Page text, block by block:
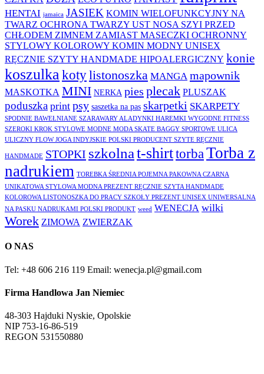
HENTAI jamaica JASIEK KOMIN WIELOFUNKCYJNY NA
TWARZ OCHRONA TWARZY UST NOSA SZYI PRZED
CHŁODEM ZIMNEM ZAMIAST MASECZKI OCHRONNY
STYLOWY KOLOROWY KOMIN MODNY UNISEX
RĘCZNIE SZYTY HANDMADE HIPOALERGICZNY konie
koszulkakotylistonoszka MANGA mapownik
MASKOTKA MINI NERKA pies plecak PLUSZAK
poduszka print psy saszetka na pas skarpetki SKARPETY
SPODNIE BAWEŁNIANE SZARAWARY ALADYNKI HAREMKI WYGODNE FITNESS
SZEROKI KROK STYLOWE MODNE MODA SKATE BAGGY SPORTOWE ULICA
ULICZNY FLOW JOGA INDYJSKIE POLSKI PRODUCENT SZYTE RĘCZNIE
HANDMADE STOPKI szkolnat-shirttorbaTorba z
nadrukiem TOREBKA ŚREDNIA POJEMNA PAKOWNA CZARNA
UNIKATOWA STYLOWA MODNA PREZENT RĘCZNIE SZYTA HANDMADE
KOLOROWA LISTONOSZKA DO PRACY SZKOŁY PREZENT UNISEX UNIWERSALNA
NA PASKU NADRUKAMI POLSKI PRODUKT weed WENECJA wilki
Worek ZIMOWA ZWIERZAK
O NAS
Tel: +48 606 216 119 Email: wenecja.pl@gmail.com
Firma Handlowa Jan Niemiec
48-303 Hajduki Nyskie, Opolskie
NIP 753-16-86-519
REGON 531550880